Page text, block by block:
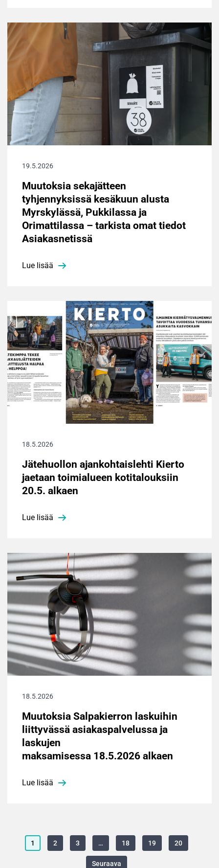
19.5.2026
Muutoksia sekajätteen
tyhjennyksissä kesäkuun alusta
Myrskylässä, Pukkilassa ja
Orimattilassa – tarkista omat tiedot
Asiakasnetissä
Lue lisää
18.5.2026
Jätehuollon ajankohtaislehti Kierto
jaetaan toimialueen kotitalouksiin
20.5. alkaen
Lue lisää
18.5.2026
Muutoksia Salpakierron laskuihin
liittyvässä asiakaspalvelussa ja
laskujen
maksamisessa 18.5.2026 alkaen
Lue lisää
1 2 3 … 18 19 20
Seuraava